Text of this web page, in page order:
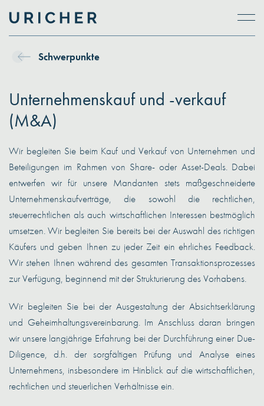
Schwerpunkte
Unternehmenskauf und -verkauf
(M&A)
Wir begleiten Sie beim Kauf und Verkauf von Unternehmen und
Beteiligungen im Rahmen von Share- oder Asset-Deals. Dabei
entwerfen wir für unsere Mandanten stets maßgeschneiderte
Unternehmenskaufverträge, die sowohl die rechtlichen,
steuerrechtlichen als auch wirtschaftlichen Interessen bestmöglich
umsetzen. Wir begleiten Sie bereits bei der Auswahl des richtigen
Käufers und geben Ihnen zu jeder Zeit ein ehrliches Feedback.
Wir stehen Ihnen während des gesamten Transaktionsprozesses
zur Verfügung, beginnend mit der Strukturierung des Vorhabens.
Wir begleiten Sie bei der Ausgestaltung der Absichtserklärung
und Geheimhaltungsvereinbarung. Im Anschluss daran bringen
wir unsere langjährige Erfahrung bei der Durchführung einer Due-
Diligence, d.h. der sorgfältigen Prüfung und Analyse eines
Unternehmens, insbesondere im Hinblick auf die wirtschaftlichen,
rechtlichen und steuerlichen Verhältnisse ein.